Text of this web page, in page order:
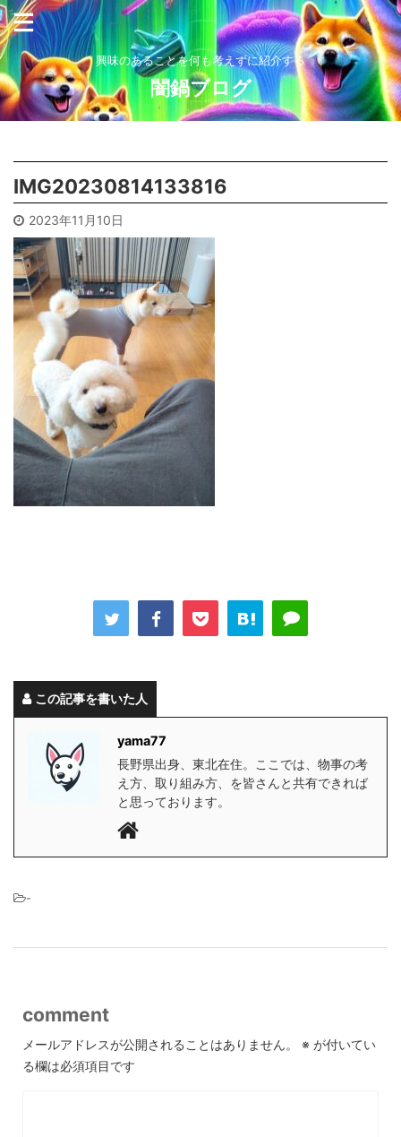
興味のあることを何も考えずに紹介する
闇鍋ブログ
IMG20230814133816
2023年11月10日
この記事を書いた人
yama77
長野県出身、東北在住。ここでは、物事の考
え方、取り組み方、を皆さんと共有できれば
と思っております。
-
comment
メールアドレスが公開されることはありません。 ※ が付いてい
る欄は必須項目です